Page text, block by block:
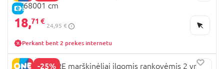
E-KAINA
AV68001 cm
18,71 €
24,95 €
Perkant bent 2 prekes internetu
-25%
MOTHERCARE marškinėliai ilgomis rankovėmis 2 vnt.,